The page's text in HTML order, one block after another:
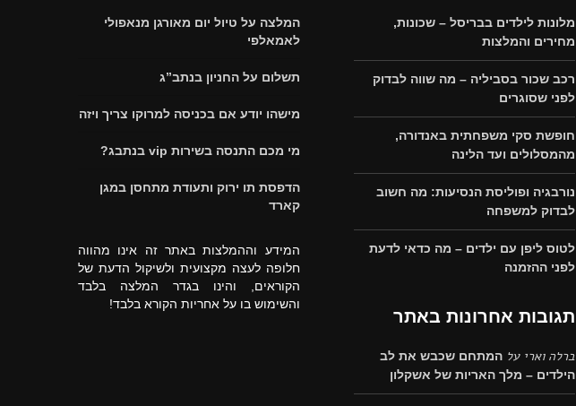
מלונות לילדים בבריסל – שכונות,
מחירים והמלצות
רכב שכור בסביליה – מה שווה לבדוק
לפני שסוגרים
חופשת סקי משפחתית באנדורה,
מהמסלולים ועד הלינה
נורבגיה ופוליסת הנסיעות: מה חשוב
לבדוק למשפחה
לטוס ליפן עם ילדים – מה כדאי לדעת
לפני ההזמנה
תגובות אחרונות באתר
ברלה וארי על המתחם שכבש את לב
הילדים – מלך האריות של אשקלון
המלצה על טיול יום מאורגן מנאפולי
לאמאלפי
תשלום על החניון בנתב”ג
מישהו יודע אם בכניסה למרוקו צריך ויזה
מי מכם התנסה בשירות vip בנתבג?
הדפסת תו ירוק ותעודת מתחסן במגן
קארד
המידע וההמלצות באתר זה אינו מהווה
חלופה לעצה מקצועית ולשיקול הדעת של
הקוראים, והינו בגדר המלצה בלבד
והשימוש בו על אחריות הקורא בלבד!